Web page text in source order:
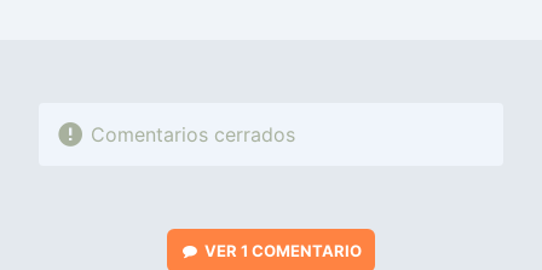
Comentarios cerrados
VER 1 COMENTARIO